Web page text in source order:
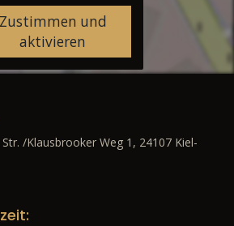
Zustimmen und
aktivieren
/Klausbrooker Weg 1, 24107 Kiel-